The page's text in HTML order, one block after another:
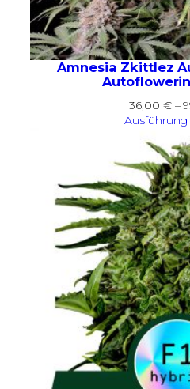
Amnesia Zkittlez
36,00 € –